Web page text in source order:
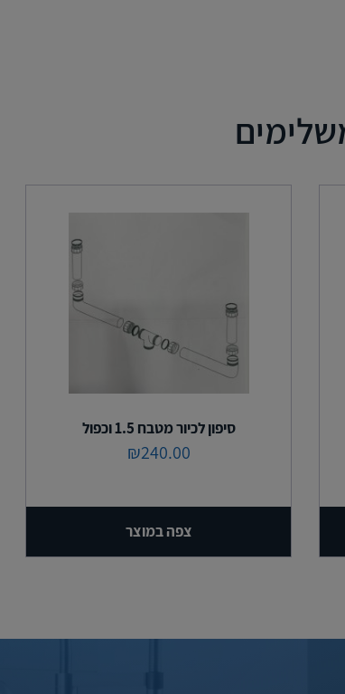
סיפון לכיור מטבח 1.5 וכפול
₪240.00
צפה במוצר